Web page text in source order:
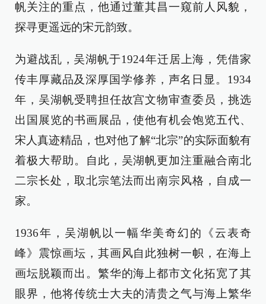
帆关注的重点，他通过董其昌一窥前人风貌，
探寻更遥远的宋元韵致。
为避战乱，吴湖帆于1924年迁居上海，凭借家
传丰厚藏品及深厚国学修养，声名日显。1934
年，吴湖帆受聘担任故宫文物审查委员，挑选
出国展览的书画展品，使他有机会饱览五代、
宋人真迹精品，也对他了解“北宗”的实际面貌有
着极大帮助。自此，吴湖帆更加注重融合南北
二宗长处，取北宗笔法而出南宗风格，自成一
家。
1936年，吴湖帆以一幅华美奇幻的《云表奇
峰》震惊画坛，其画风自此独树一帜，在海上
画坛脱颖而出。繁华的海上都市文化拓宽了其
眼界，他将传统士大夫的清贵之气与海上繁华